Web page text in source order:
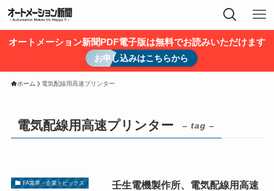
オートメーション新聞PDF電子版は無料でお読みいただけます
お申し込みはこちらから
ホーム 電気配線用高速プリンター
電気配線用高速プリンター – tag –
FA業界・企業トピックス
壬生電機製作所、電気配線用高速